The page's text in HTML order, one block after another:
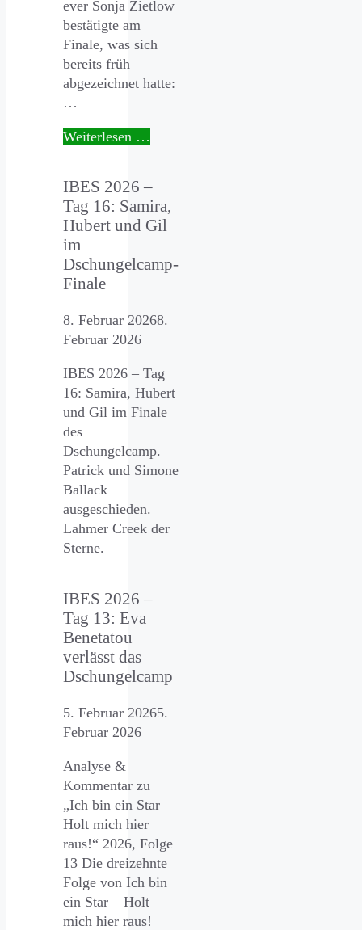
ever Sonja Zietlow
bestätigte am
Finale, was sich
bereits früh
abgezeichnet hatte:
…
Weiterlesen …
IBES 2026 –
Tag 16: Samira,
Hubert und Gil
im
Dschungelcamp-
Finale
8. Februar 20268.
Februar 2026
IBES 2026 – Tag
16: Samira, Hubert
und Gil im Finale
des
Dschungelcamp.
Patrick und Simone
Ballack
ausgeschieden.
Lahmer Creek der
Sterne.
IBES 2026 –
Tag 13: Eva
Benetatou
verlässt das
Dschungelcamp
5. Februar 20265.
Februar 2026
Analyse &
Kommentar zu
„Ich bin ein Star –
Holt mich hier
raus!“ 2026, Folge
13 Die dreizehnte
Folge von Ich bin
ein Star – Holt
mich hier raus!